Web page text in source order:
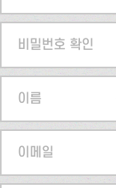
비밀번호 확인
이름
이메일